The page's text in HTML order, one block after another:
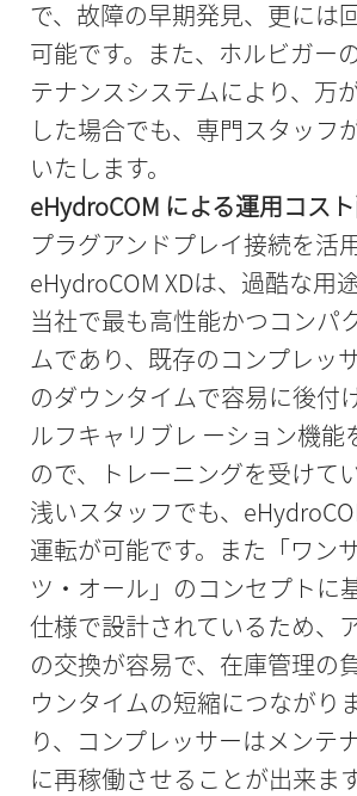
で、故障の早期発見、更には
可能です。また、ホルビガー
テナンスシステムにより、万
した場合でも、専門スタッフ
いたします。
eHydroCOM による運用コス
プラグアンドプレイ接続を活
eHydroCOM XDは、過酷な用
当社で最も高性能かつコンパ
ムであり、既存のコンプレッ
のダウンタイムで容易に後付
ルフキャリブレ ーション機能
ので、トレーニングを受けて
浅いスタッフでも、
運転が可能です。また「ワン
ツ・オール」のコンセプトに
仕様で設計されているため、
の交換が容易で、在庫管理の
ウンタイムの短縮につながり
り、コンプレッサーはメンテ
に再稼働させることが出来ます